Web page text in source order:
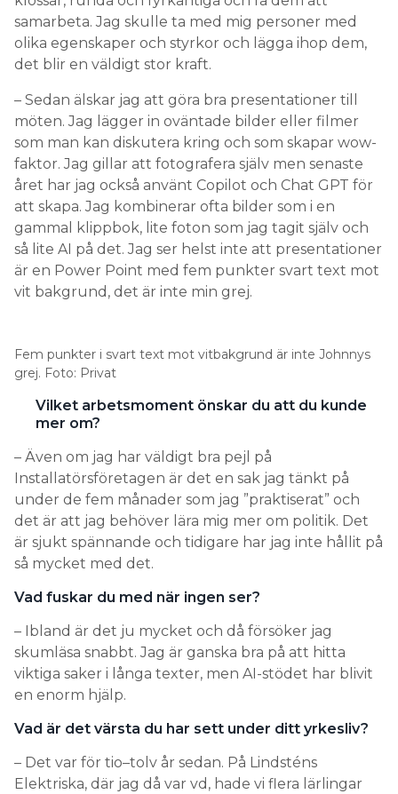
– Sedan älskar jag att göra bra presentationer till
möten. Jag lägger in oväntade bilder eller filmer
som man kan diskutera kring och som skapar wow-
faktor. Jag gillar att fotografera själv men senaste
året har jag också använt Copilot och Chat GPT för
att skapa. Jag kombinerar ofta bilder som i en
gammal klippbok, lite foton som jag tagit själv och
så lite AI på det. Jag ser helst inte att presentationer
är en Power Point med fem punkter svart text mot
vit bakgrund, det är inte min grej.
Fem punkter i svart text mot vitbakgrund är inte Johnnys
grej. Foto: Privat
mer om?
– Även om jag har väldigt bra pejl på
Installatörsföretagen är det en sak jag tänkt på
under de fem månader som jag ”praktiserat” och
det är att jag behöver lära mig mer om politik. Det
är sjukt spännande och tidigare har jag inte hållit på
så mycket med det.
Vad fuskar du med när ingen ser?
– Ibland är det ju mycket och då försöker jag
viktiga saker i långa texter, men AI-stödet har blivit
en enorm hjälp.
Vad är det värsta du har sett under ditt yrkesliv?
– Det var för tio–tolv år sedan. På Lindsténs
vid den tiden och jag var ute och åkte bil med en av
dem. Då berättar lärlingen att hans lärare sagt att
”ni kan slänga halva boken för det där behöver ni